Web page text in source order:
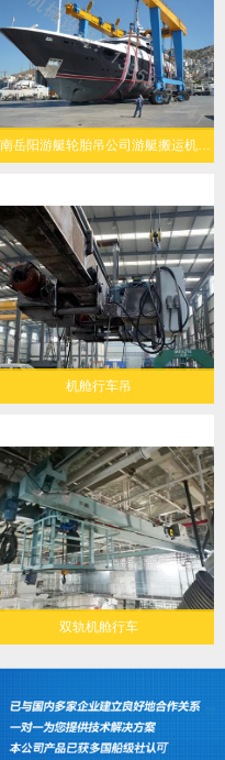
湖南岳阳游艇轮胎吊公司游艇搬运机经济环保
机舱行车吊
双轨机舱行车